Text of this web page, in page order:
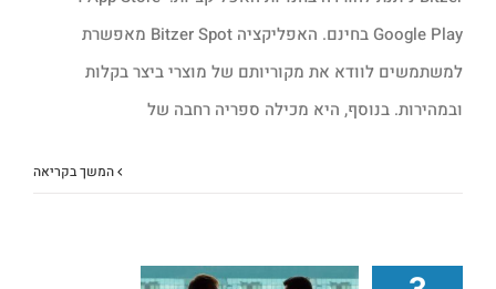
Google Play בחינם. האפליקציה Bitzer Spot מאפשרת
למשתמשים לוודא את מקוריותם של מוצרי ביצר בקלות
ובמהירות. בנוסף, היא מכילה ספריה רחבה של
המשך בקריאה